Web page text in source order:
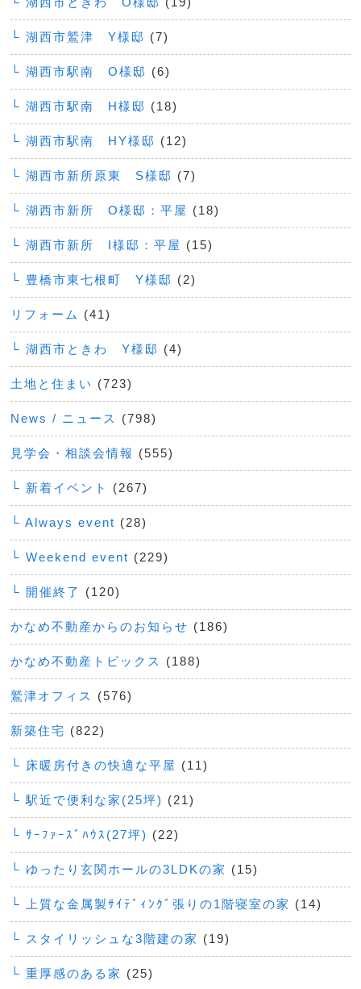
└ 湖西市鷲津 Y様邸 (7)
└ 湖西市駅南 O様邸 (6)
└ 湖西市駅南 H様邸 (18)
└ 湖西市駅南 HY様邸 (12)
└ 湖西市新所原東 S様邸 (7)
└ 湖西市新所 O様邸：平屋 (18)
└ 湖西市新所 I様邸：平屋 (15)
└ 豊橋市東七根町 Y様邸 (2)
リフォーム (41)
└ 湖西市ときわ Y様邸 (4)
土地と住まい (723)
News / ニュース (798)
見学会・相談会情報 (555)
└ 新着イベント (267)
└ Always event (28)
└ Weekend event (229)
└ 開催終了 (120)
かなめ不動産からのお知らせ (186)
かなめ不動産トピックス (188)
鷲津オフィス (576)
新築住宅 (822)
└ 床暖房付きの快適な平屋 (11)
└ 駅近で便利な家(25坪) (21)
└ ｻｰﾌｧｰｽﾞﾊｳｽ(27坪) (22)
└ ゆったり玄関ホールの3LDKの家 (15)
└ 上質な金属製ｻｲﾃﾞｨﾝｸﾞ張りの1階寝室の家 (14)
└ スタイリッシュな3階建の家 (19)
└ 重厚感のある家 (25)